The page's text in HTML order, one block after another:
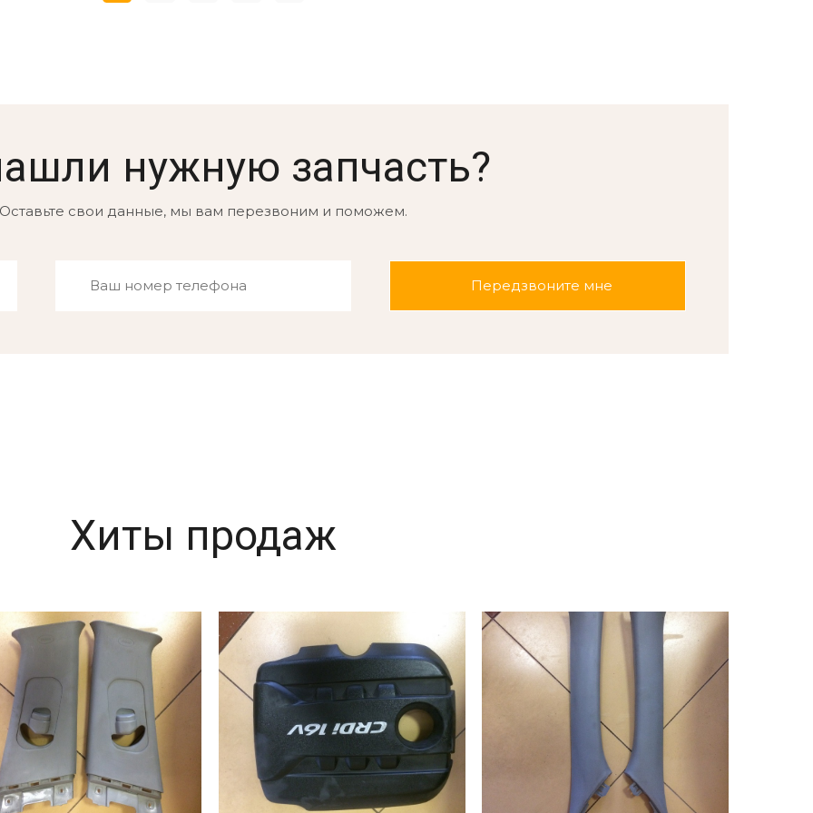
нужную запчасть?
Оставьте свои данные, мы вам перезвоним и поможем.
Хиты продаж